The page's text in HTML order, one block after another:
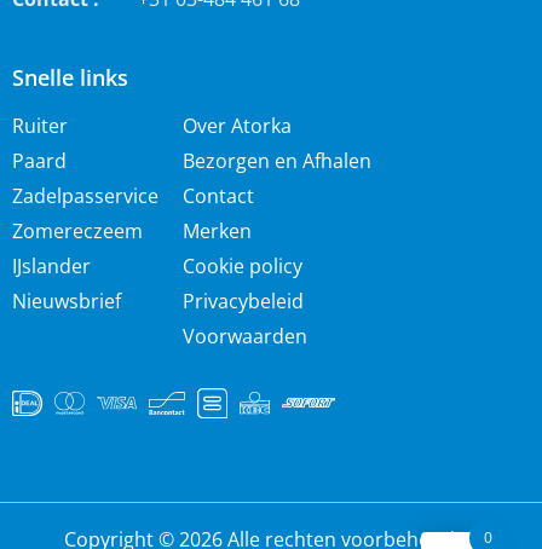
Snelle links
Ruiter
Paard
Zadelpasservice
Zomereczeem
IJslander
Nieuwsbrief
Over Atorka
Bezorgen en Afhalen
Contact
Merken
Cookie policy
Privacybeleid
Voorwaarden
Copyright © 2026 Alle rechten voorbehouden 0